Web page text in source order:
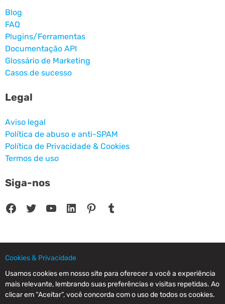
Blog
FAQ
Plugins/Ferramentas
Documentação API
Glossário de Marketing
Casos de sucesso
Legal
Aviso legal
Política de abuso e anti-SPAM
Política de Privacidade & Cookies
Termos de uso
Siga-nos
Facebook Twitter Youtube LinkedIn Pinterest Tumblr
© 2025 CPC SERVICIOS INFORMATICOS SL - C/ Nardo, 12 28250 - Torrelodones -
Madrid - Spain Commercial Registry of Madrid. Volume 19.999. Book 0. Page 182.
NIF/VAT: ESB83964601. VAT not included.
Cookies & Privacidade
Usamos cookies em nosso site para oferecer a você a experiência
mais relevante, lembrando suas preferências e visitas repetidas. Ao
clicar em “Aceitar”, você concorda com o uso de todos os cookies.